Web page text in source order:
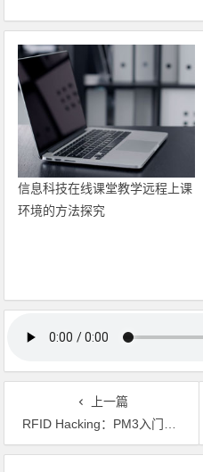
信息科技在线课堂教学远程上课
环境的方法探究
上一篇
RFID Hacking：PM3入门指南